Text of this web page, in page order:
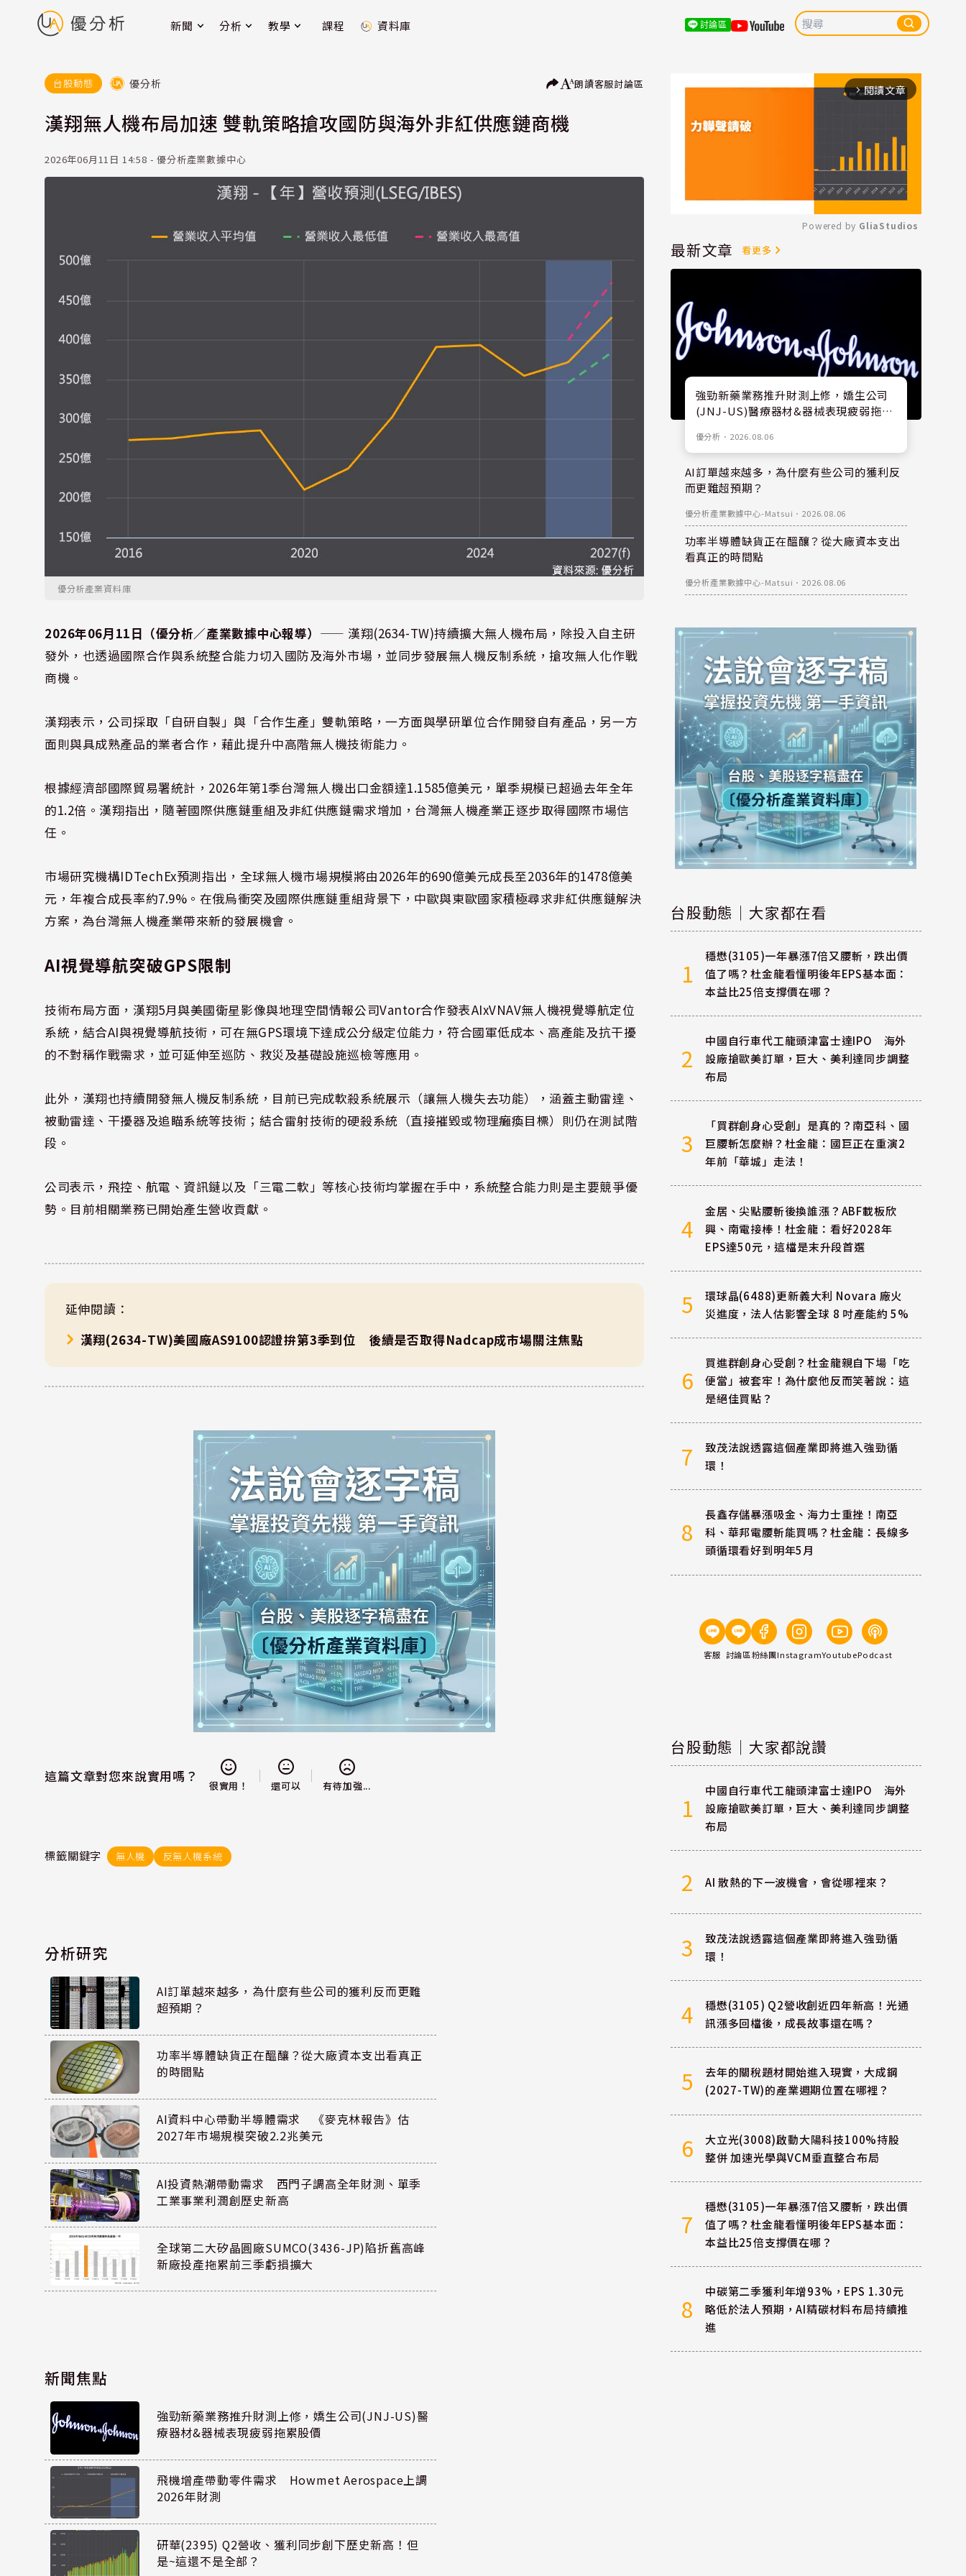
新聞 分析 教學 課程 資料庫 討論區
台股動態 優分析 朗讀客服討論區
漢翔無人機布局加速 雙軌策略搶攻國防與海外非紅供應鏈商機
2026年06月11日 14:58 - 優分析產業數據中心
優分析產業資料庫
2026年06月11日（優分析／產業數據中心報導） ⸺ 漢翔(2634-TW)持續擴大無人機布局，除投入自主研
發外，也透過國際合作與系統整合能力切入國防及海外市場，並同步發展無人機反制系統，搶攻無人化作戰
商機。
漢翔表示，公司採取「自研自製」與「合作生產」雙軌策略，一方面與學研單位合作開發自有產品，另一方
面則與具成熟產品的業者合作，藉此提升中高階無人機技術能力。
根據經濟部國際貿易署統計，2026年第1季台灣無人機出口金額達1.1585億美元，單季規模已超過去年全年
的1.2倍。漢翔指出，隨著國際供應鏈重組及非紅供應鏈需求增加，台灣無人機產業正逐步取得國際市場信
任。
市場研究機構IDTechEx預測指出，全球無人機市場規模將由2026年的690億美元成長至2036年的1478億美
元，年複合成長率約7.9%。在俄烏衝突及國際供應鏈重組背景下，中歐與東歐國家積極尋求非紅供應鏈解決
方案，為台灣無人機產業帶來新的發展機會。
AI視覺導航突破GPS限制
技術布局方面，漢翔5月與美國衛星影像與地理空間情報公司Vantor合作發表AIxVNAV無人機視覺導航定位
系統，結合AI與視覺導航技術，可在無GPS環境下達成公分級定位能力，符合國軍低成本、高產能及抗干擾
的不對稱作戰需求，並可延伸至巡防、救災及基礎設施巡檢等應用。
此外，漢翔也持續開發無人機反制系統，目前已完成軟殺系統展示（讓無人機失去功能），涵蓋主動雷達、
被動雷達、干擾器及追瞄系統等技術；結合雷射技術的硬殺系統（直接摧毀或物理癱瘓目標）則仍在測試階
段。
公司表示，飛控、航電、資訊鏈以及「三電二軟」等核心技術均掌握在手中，系統整合能力則是主要競爭優
勢。目前相關業務已開始產生營收貢獻。
延伸閱讀：
漢翔(2634-TW)美國廠AS9100認證拚第3季到位 後續是否取得Nadcap成市場關注焦點
這篇文章對您來說實用嗎？
很實用！ 還可以 有待加強...
標籤關鍵字 無人機 反無人機系統
分析研究
AI訂單越來越多，為什麼有些公司的獲利反而更難
超預期？
功率半導體缺貨正在醞釀？從大廠資本支出看真正
的時間點
AI資料中心帶動半導體需求 《麥克林報告》估
2027年市場規模突破2.2兆美元
AI投資熱潮帶動需求 西門子調高全年財測、單季
工業事業利潤創歷史新高
全球第二大矽晶圓廠SUMCO(3436-JP)陷折舊高峰
新廠投產拖累前三季虧損擴大
新聞焦點
強勁新藥業務推升財測上修，嬌生公司(JNJ-US)醫
療器材&器械表現疲弱拖累股價
飛機增產帶動零件需求 Howmet Aerospace上調
2026年財測
研華(2395) Q2營收、獲利同步創下歷史新高！但
是~這還不是全部？
arrow_forward_ios 閱讀文章
Mute
Powered by GliaStudios
最新文章 看更多
強勁新藥業務推升財測上修，嬌生公司
(JNJ-US)醫療器材&器械表現疲弱拖累
優分析 ． 2026.08.06
AI訂單越來越多，為什麼有些公司的獲利反
而更難超預期？
優分析產業數據中心-Matsui ． 2026.08.06
功率半導體缺貨正在醞釀？從大廠資本支出
看真正的時間點
優分析產業數據中心-Matsui ． 2026.08.06
台股動態｜大家都在看
1
穩懋(3105)一年暴漲7倍又腰斬，跌出價
值了嗎？杜金龍看懂明後年EPS基本面：
本益比25倍支撐價在哪？
2
中國自行車代工龍頭津富士達IPO 海外
設廠搶歐美訂單，巨大、美利達同步調整
布局
3
「買群創身心受創」是真的？南亞科、國
巨腰斬怎麼辦？杜金龍：國巨正在重演2
年前「華城」走法！
4
金居、尖點腰斬後換誰漲？ABF載板欣
興、南電接棒！杜金龍：看好2028年
EPS達50元，這檔是末升段首選
5
環球晶(6488)更新義大利 Novara 廠火
災進度，法人估影響全球 8 吋產能約 5%
6
買進群創身心受創？杜金龍親自下場「吃
便當」被套牢！為什麼他反而笑著說：這
是絕佳買點？
7
致茂法說透露這個產業即將進入強勁循
環！
8
長鑫存儲暴漲吸金、海力士重挫！南亞
科、華邦電腰斬能買嗎？杜金龍：長線多
頭循環看好到明年5月
客服 討論區粉絲團InstagramYoutubePodcast
台股動態｜大家都說讚
1
中國自行車代工龍頭津富士達IPO 海外
設廠搶歐美訂單，巨大、美利達同步調整
布局
2 AI 散熱的下一波機會，會從哪裡來？
3
致茂法說透露這個產業即將進入強勁循
環！
4
穩懋(3105) Q2營收創近四年新高！光通
訊漲多回檔後，成長故事還在嗎？
5
去年的關稅題材開始進入現實，大成鋼
(2027-TW)的產業週期位置在哪裡？
6
大立光(3008)啟動大陽科技100%持股
整併 加速光學與VCM垂直整合布局
7
穩懋(3105)一年暴漲7倍又腰斬，跌出價
值了嗎？杜金龍看懂明後年EPS基本面：
本益比25倍支撐價在哪？
8
中碳第二季獲利年增93%，EPS 1.30元
略低於法人預期，AI精碳材料布局持續推
進